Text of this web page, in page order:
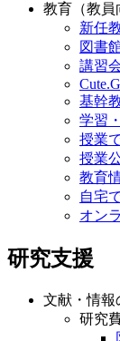
教育（教員
新任
図書
講習
基幹
学習
授業
授業
教育
自宅
オン
研究支援
文献・情報
研究